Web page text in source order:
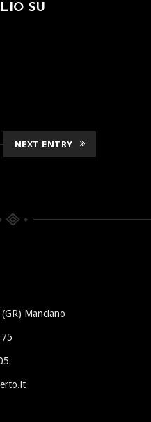
SU
NEXT ENTRY
Manciano